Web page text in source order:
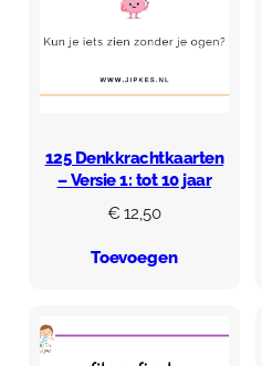
125 Denkkrachtkaarten
– Versie 1: tot 10 jaar
€ 12,50
Toevoegen